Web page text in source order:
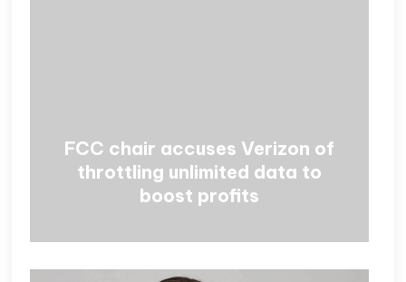
FCC chair accuses Verizon of
throttling unlimited data to
boost profits